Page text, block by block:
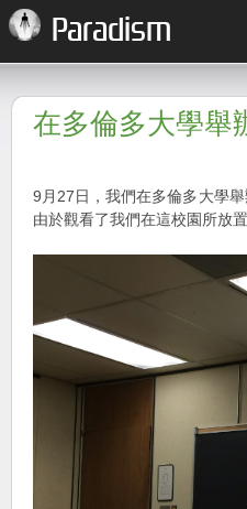
Paradism
在多倫多大學舉
9月27日，我們在多倫多大學
由於觀看了我們在這校園所放置